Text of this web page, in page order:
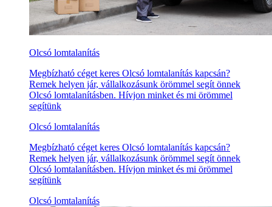
Olcsó lomtalanítás
Megbízható céget keres Olcsó lomtalanítás kapcsán?
Remek helyen jár, vállalkozásunk örömmel segít önnek
Olcsó lomtalanításben. Hívjon minket és mi örömmel
segítünk
Olcsó lomtalanítás
Megbízható céget keres Olcsó lomtalanítás kapcsán?
Remek helyen jár, vállalkozásunk örömmel segít önnek
Olcsó lomtalanításben. Hívjon minket és mi örömmel
segítünk
Olcsó lomtalanítás